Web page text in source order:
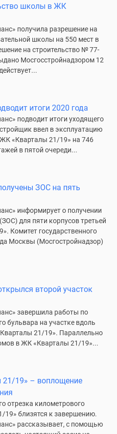
школы в ЖК
получила разрешение на
школы на 550 мест в
на строительство № 77-
Мосгосстройнадзором 12
итоги 2020 года
подводит итоги уходящего
ввел в эксплуатацию
ЖК «Кварталы 21/19» на 746
в пятой очереди...
ЗОС на пять
информирует о получении
для пяти корпусов третьей
Комитет государственного
Москвы (Мосгостройнадзор)
второй участок
завершила работы по
бульвара на участке вдоль
21/19». Параллельно
в ЖК «Кварталы 21/19»...
19» – воплощение
отрезка километрового
близятся к завершению.
рассказывает, с помощью